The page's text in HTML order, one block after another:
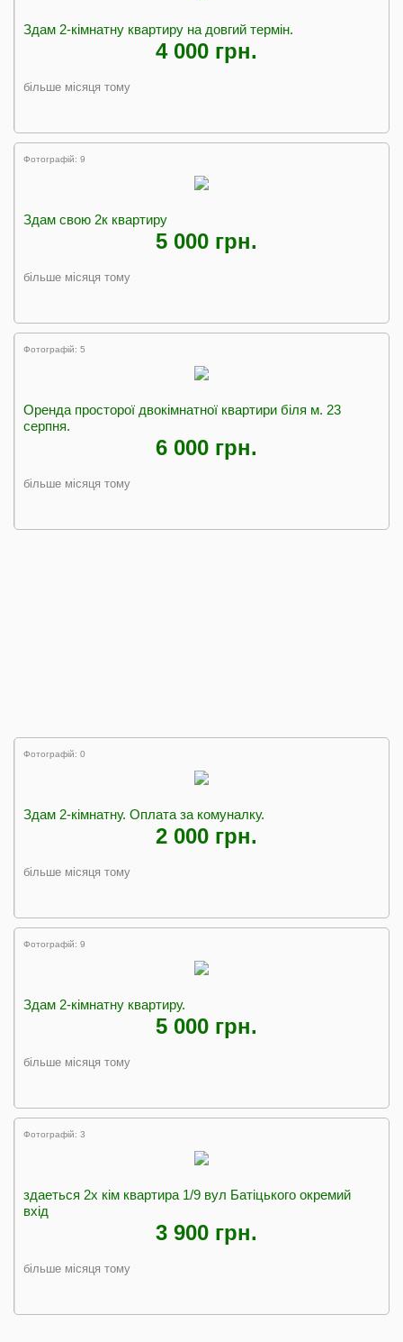
Здам 2-кімнатну квартиру на довгий термін.
4 000 грн.
більше місяця тому
Фотографій: 9
Здам свою 2к квартиру
5 000 грн.
більше місяця тому
Фотографій: 5
Оренда просторої двокімнатної квартири біля м. 23
серпня.
6 000 грн.
більше місяця тому
Фотографій: 0
Здам 2-кімнатну. Оплата за комуналку.
2 000 грн.
більше місяця тому
Фотографій: 9
Здам 2-кімнатну квартиру.
5 000 грн.
більше місяця тому
Фотографій: 3
здаеться 2х кім квартира 1/9 вул Батіцького окремий
вхід
3 900 грн.
більше місяця тому